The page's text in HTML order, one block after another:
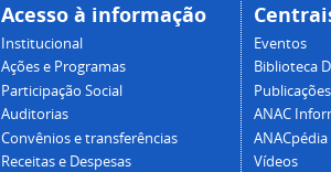
Acesso à informação
Institucional
Ações e Programas
Participação Social
Auditorias
Convênios e transferências
Receitas e Despesas
Eventos
Biblioteca
Publicações
ANAC
ANACpédia
Vídeos